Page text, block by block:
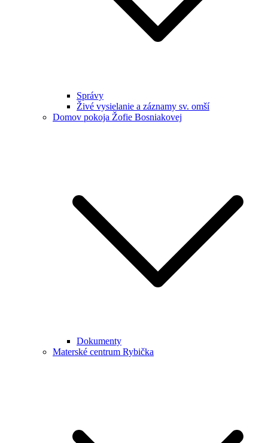
Správy
Živé vysielanie a záznamy sv. omší
Domov pokoja Žofie Bosniakovej
Dokumenty
Materské centrum Rybička